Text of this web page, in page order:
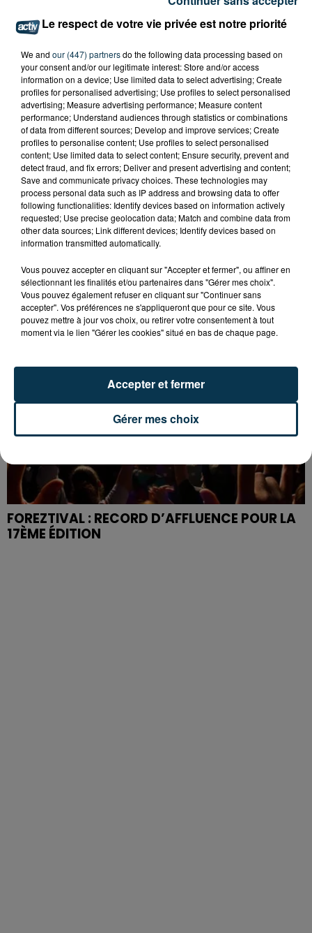
UN CASTING POUR "N’OUBLIEZ PAS LES
PAROLES !" ORGANISÉ À FIRMINY
FOREZTIVAL : RECORD D’AFFLUENCE POUR LA
17ÈME ÉDITION
Le respect de votre vie privée est notre priorité
We and our (447) partnersdo the following data processing based on
your consent and/or our legitimate interest: Store and/or access
information on a device; Use limited data to select advertising; Create
profiles for personalised advertising; Use profiles to select personalised
advertising; Measure advertising performance; Measure content
performance; Understand audiences through statistics or combinations
of data from different sources; Develop and improve services; Create
profiles to personalise content; Use profiles to select personalised
content; Use limited data to select content; Ensure security, prevent and
detect fraud, and fix errors; Deliver and present advertising and content;
Save and communicate privacy choices. These technologies may
process personal data such as IP address and browsing data to offer
following functionalities: Identify devices based on information actively
requested; Use precise geolocation data; Match and combine data from
other data sources; Link different devices; Identify devices based on
information transmitted automatically.
Vous pouvez accepter en cliquant sur "Accepter et fermer", ou affiner en
sélectionnant les finalités et/ou partenaires dans "Gérer mes choix".
Vous pouvez également refuser en cliquant sur "Continuer sans
accepter". Vos préférences ne s'appliqueront que pour ce site. Vous
pouvez mettre à jour vos choix, ou retirer votre consentement à tout
moment via le lien "Gérer les cookies" situé en bas de chaque page.
Gérer mes choix
Accepter et fermer